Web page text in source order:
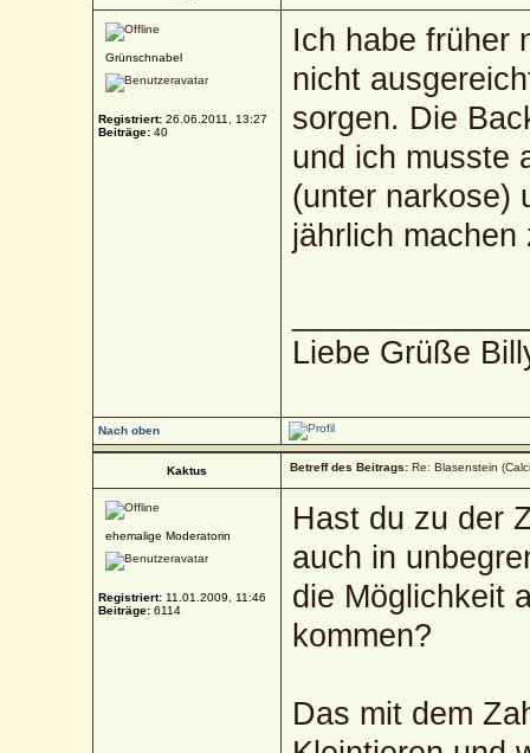
Grünschnabel
Registriert: 26.06.2011, 13:27
Beiträge: 40
Ich habe früher
nicht
sorgen. Die
und ich musste
(unter narkose)
jährlich machen
Liebe Grüße
Nach oben
Kaktus Betreff des Beitrags: Re: Blasenstein
ehemalige Moderatorin
Registriert: 11.01.2009, 11:46
Beiträge: 6114
Hast du zu der
auch in
die Möglichkeit
kommen?
Das mit dem